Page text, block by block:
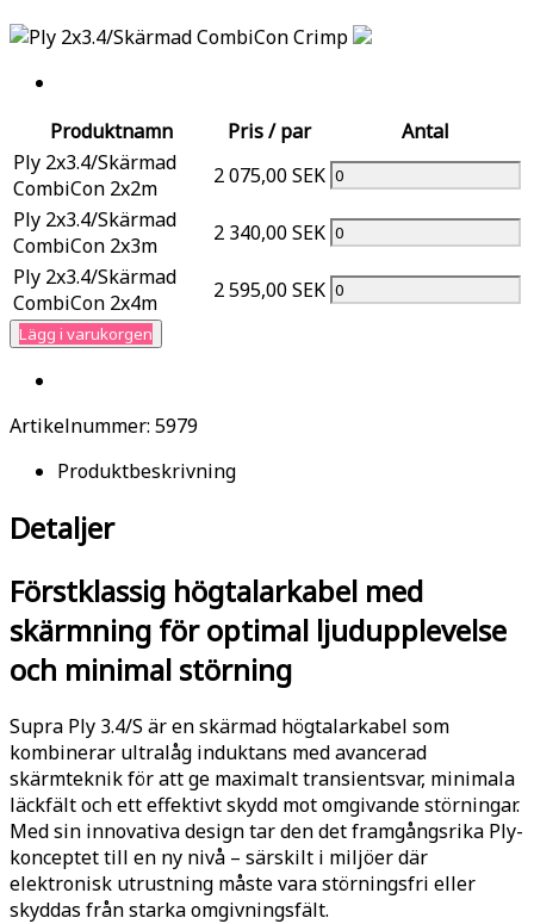
Produktnamn Pris / par
Antal
Ply 2x3.4/Skärmad
CombiCon 2x2m
2 075,00 SEK
Ply 2x3.4/Skärmad
CombiCon 2x3m
2 340,00 SEK
Ply 2x3.4/Skärmad
CombiCon 2x4m
2 595,00 SEK
Lägg i varukorgen
Artikelnummer: 5979
Produktbeskrivning
Detaljer
Förstklassig högtalarkabel med
skärmning för optimal ljudupplevelse
och minimal störning
Supra Ply 3.4/S är en skärmad högtalarkabel som
kombinerar ultralåg induktans med avancerad
skärmteknik för att ge maximalt transientsvar, minimala
läckfält och ett effektivt skydd mot omgivande störningar.
Med sin innovativa design tar den det framgångsrika Ply-
konceptet till en ny nivå – särskilt i miljöer där
elektronisk utrustning måste vara störningsfri eller
skyddas från starka omgivningsfält.